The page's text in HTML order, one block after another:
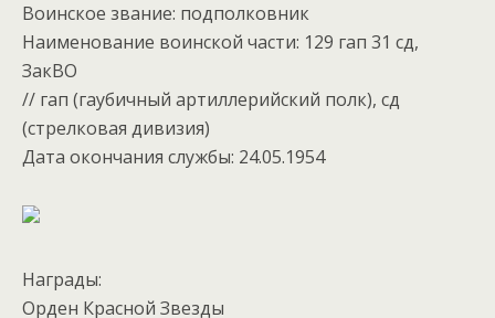
Воинское звание: подполковник
Наименование воинской части: 129 гап 31 сд,
ЗакВО
// гап (гаубичный артиллерийский полк), сд
(стрелковая дивизия)
Дата окончания службы: 24.05.1954
Награды:
Орден Красной Звезды